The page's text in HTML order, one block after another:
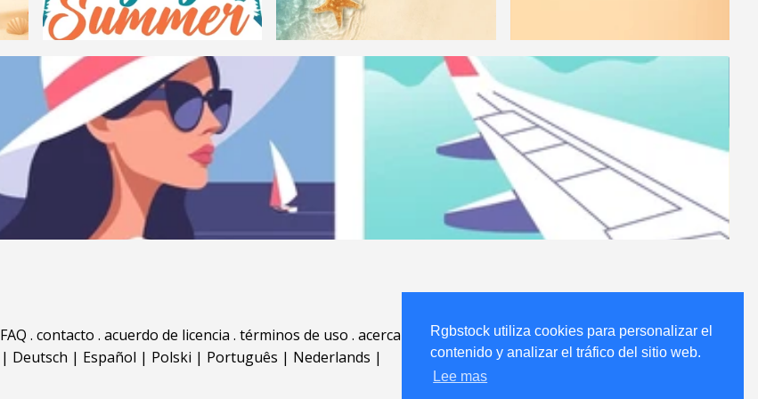
Rgbstock utiliza cookies para personalizar el
contenido y analizar el tráfico del sitio web.
Lee mas
FAQ . contacto . acuerdo de licencia . términos de uso . acerca
| Deutsch | Español | Polski | Português | Nederlands |